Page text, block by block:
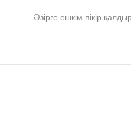
Әзірге ешкім пікір